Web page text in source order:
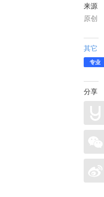
来源
原创
其它
专业
分享